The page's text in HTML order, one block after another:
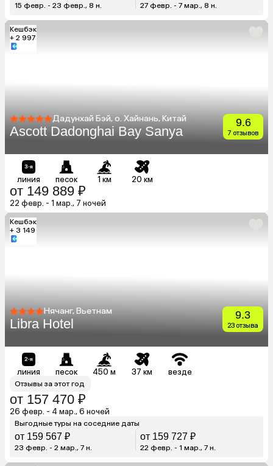
15 февр. - 23 февр., 8 н. 27 февр. - 7 мар., 8 н.
Кешбэк
+ 2 997
Дадунхай Бэй, о. Хайнань, Китай
Ascott Dadonghai Bay Sanya
9.6
7 отзывов
линия песок 1 км 20 км
от 149 889 ₽
22 февр. - 1 мар., 7 ночей
Кешбэк
+ 3 149
Нячанг, Вьетнам
Libra Hotel
9.3
23 отзыва
линия песок 450 м 37 км везде
Отзывы за этот год
от 157 470 ₽
26 февр. - 4 мар., 6 ночей
Выгодные туры на соседние даты
от 159 567 ₽
23 февр. - 2 мар., 7 н.
от 159 727 ₽
22 февр. - 1 мар., 7 н.